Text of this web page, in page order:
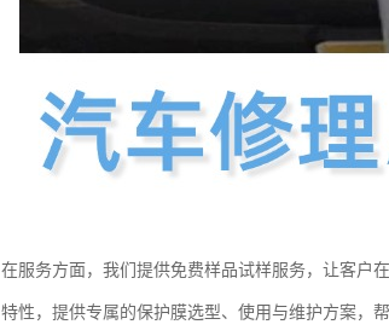
在服务方面，我们提供免费样品试样服务，让客户
特性，提供专属的保护膜选型、使用与维护方案，